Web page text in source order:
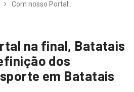
Com nosso Portal…
na final, Batatais
dos
em Batatais